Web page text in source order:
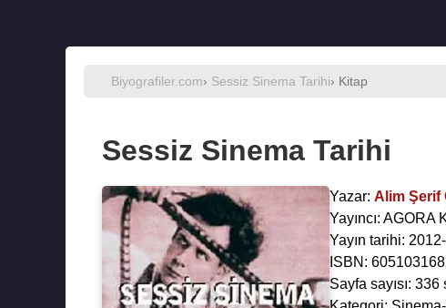
Biyografiler.com› Sessiz Sinema Tarihi› Kitap
Sessiz Sinema Tarihi
Yazar: Alim Şerif
Yayıncı: AGORA
Yayın tarihi:
ISBN:
Sayfa sayısı: 336